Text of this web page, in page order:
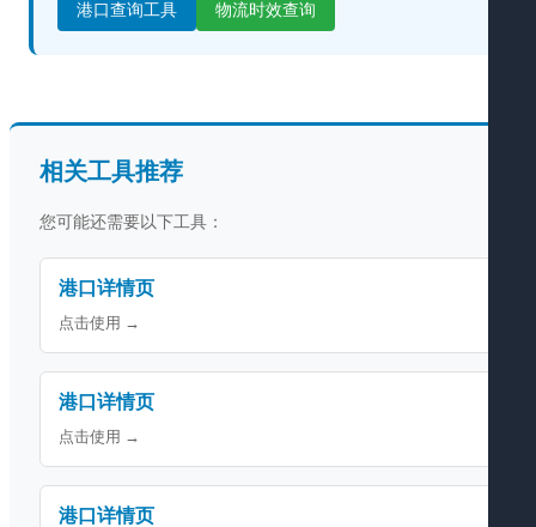
港口查询工具 物流时效查询
相关工具推荐
您可能还需要以下工具：
港口详情页
点击使用 →
港口详情页
点击使用 →
港口详情页